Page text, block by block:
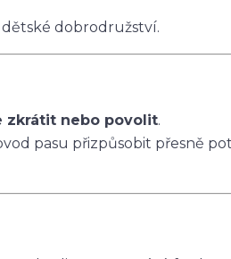
dobrodružství.
zkrátit nebo povolit.
pasu přizpůsobit přesně